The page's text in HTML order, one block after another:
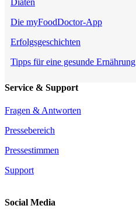
Die myFoodDoctor-App
Erfolgsgeschichten
Tipps für eine gesunde Ernährung
Service & Support
Fragen & Antworten
Pressebereich
Pressestimmen
Support
Social Media